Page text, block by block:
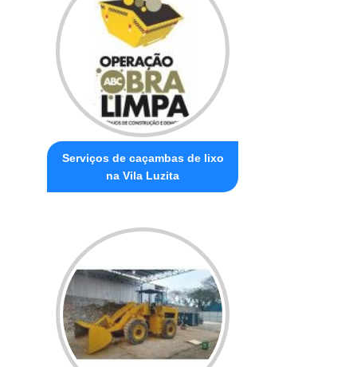
Serviços de caçambas de lixo
na Vila Luzita